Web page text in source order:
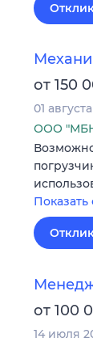
от 150
01
ООО
от 100
14 июля